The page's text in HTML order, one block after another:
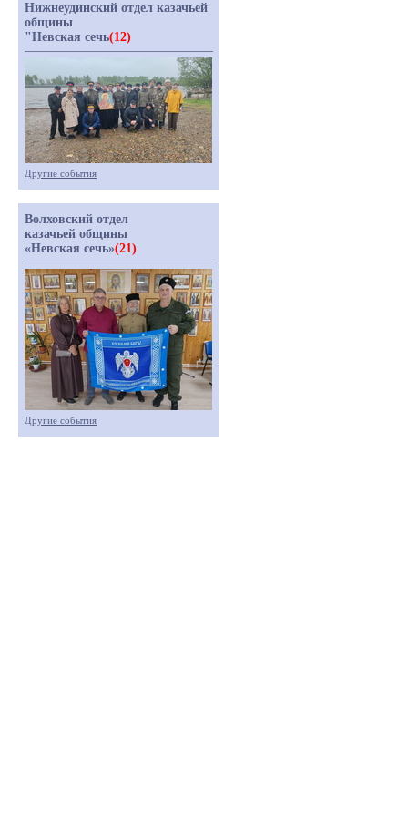
Нижнеудинский отдел казачьей
общины
"Невская сечь(12)
Другие события
Волховский отдел
казачьей общины
«Невская сечь»(21)
Другие события